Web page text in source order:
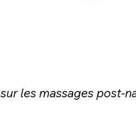
sur les massages post-